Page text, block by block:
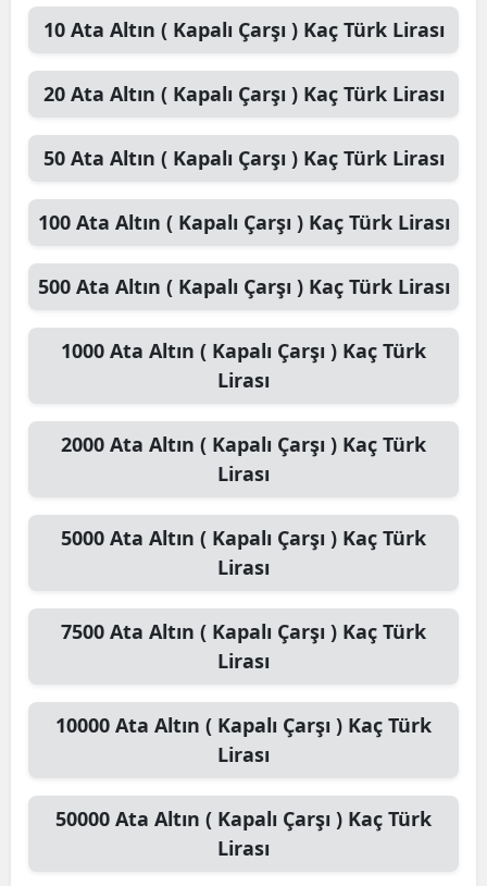
Batman
Şırnak
Ardahan
Iğdır
Yalova
Karabük
Düzce
10 Ata Altın ( Kapalı Çarşı )Kaç Türk Lirası
20 Ata Altın ( Kapalı Çarşı )Kaç Türk Lirası
50 Ata Altın ( Kapalı Çarşı )Kaç Türk Lirası
100 Ata Altın ( Kapalı Çarşı )Kaç Türk Lirası
500 Ata Altın ( Kapalı Çarşı )Kaç Türk Lirası
1000 Ata Altın ( Kapalı Çarşı ) Kaç Türk
Lirası
2000 Ata Altın ( Kapalı Çarşı ) Kaç Türk
Lirası
5000 Ata Altın ( Kapalı Çarşı ) Kaç Türk
Lirası
7500 Ata Altın ( Kapalı Çarşı ) Kaç Türk
Lirası
10000 Ata Altın ( Kapalı Çarşı ) Kaç Türk
Lirası
50000 Ata Altın ( Kapalı Çarşı ) Kaç Türk
Lirası